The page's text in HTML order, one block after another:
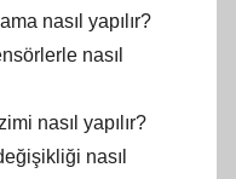
nasıl yapılır?
nasıl
nasıl yapılır?
nasıl